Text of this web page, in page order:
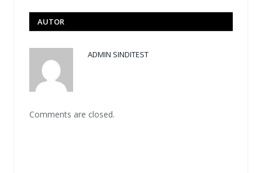
AUTOR
ADMIN SINDITEST
Comments are closed.